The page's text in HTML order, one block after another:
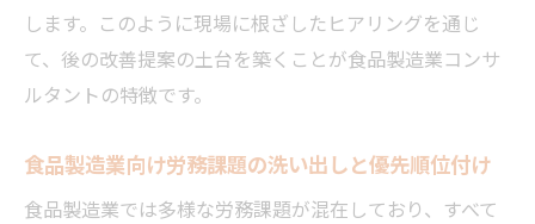
します。このように現場に根ざしたヒアリングを通じ
て、後の改善提案の土台を築くことが食品製造業コンサ
ルタントの特徴です。
食品製造業向け労務課題の洗い出しと優先順位付け
食品製造業では多様な労務課題が混在しており、すべて